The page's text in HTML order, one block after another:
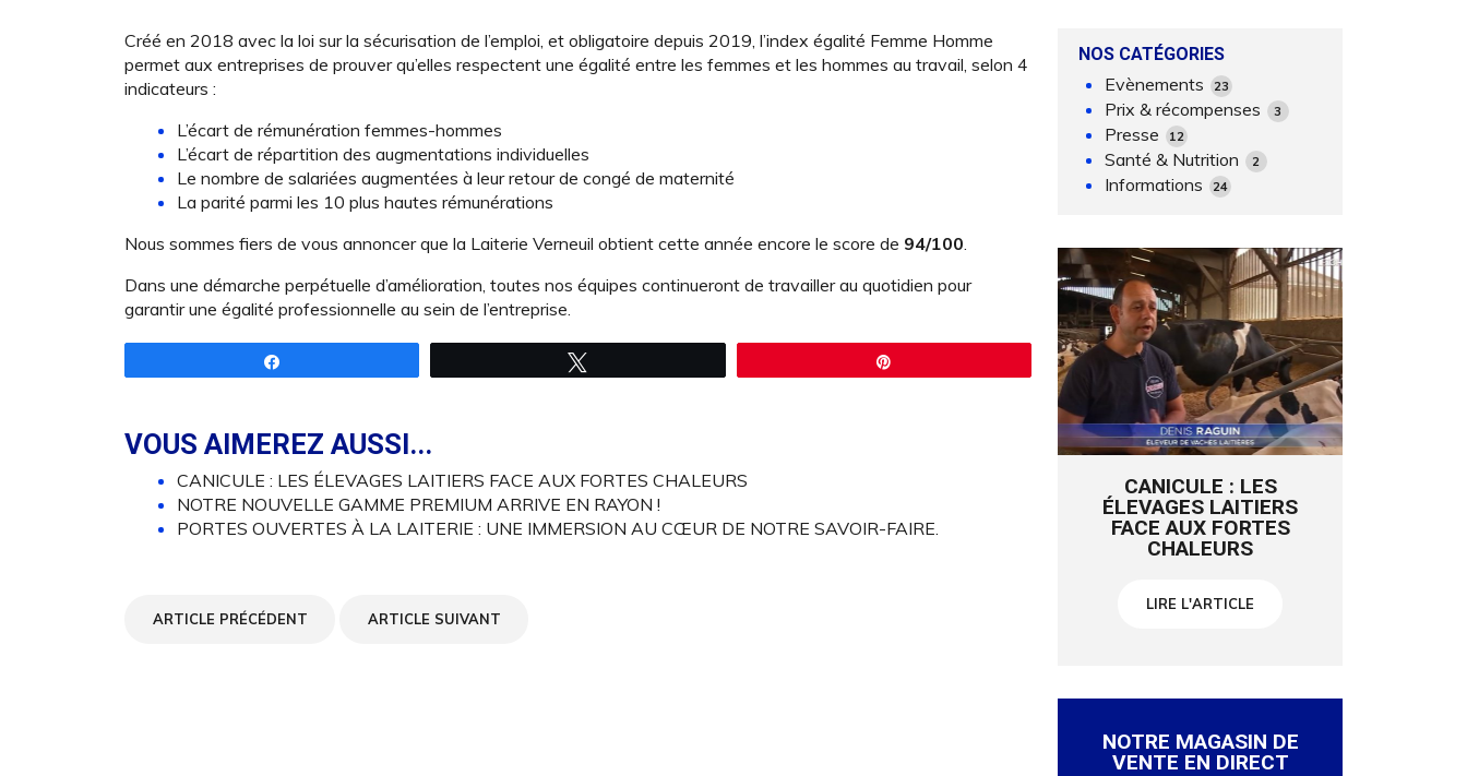
Créé en 2018 avec la loi sur la sécurisation de l’emploi, et obligatoire depuis 2019, l’index égalité Femme Homme
permet aux entreprises de prouver qu’elles respectent une égalité entre les femmes et les hommes au travail, selon 4
indicateurs :
L’écart de rémunération femmes-hommes
L’écart de répartition des augmentations individuelles
Le nombre de salariées augmentées à leur retour de congé de maternité
La parité parmi les 10 plus hautes rémunérations
Nous sommes fiers de vous annoncer que la Laiterie Verneuil obtient cette année encore le score de 94/100
Dans une démarche perpétuelle d’amélioration, toutes nos équipes continueront de travailler au quotidien pour
garantir une égalité professionnelle au sein de l’entreprise.
VOUS AIMEREZ AUSSI...
CANICULE : LES ÉLEVAGES LAITIERS FACE AUX FORTES CHALEURS
NOTRE NOUVELLE GAMME PREMIUM ARRIVE EN RAYON !
PORTES OUVERTES À LA LAITERIE : UNE IMMERSION AU CŒUR DE NOTRE SAVOIR-FAIRE.
ARTICLE PRÉCÉDENT ARTICLE SUIVANT
NOS CATÉGORIES
Evènements 23
Prix & récompenses 3
Presse 12
Santé & Nutrition 2
Informations 24
CANICULE : LES
ÉLEVAGES LAITIERS
FACE AUX FORTES
CHALEURS
LIRE L'ARTICLE
NOTRE MAGASIN DE
VENTE EN DIRECT